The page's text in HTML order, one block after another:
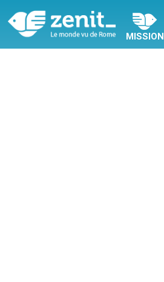
MISSION